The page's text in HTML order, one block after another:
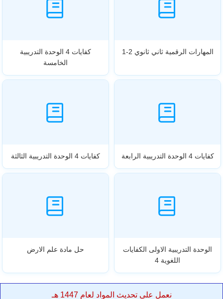
المهارات الرقمية ثاني ثانوي 2-1
كفايات 4 الوحدة التدريبية
الخامسة
كفايات 4 الوحدة التدريبية الرابعة كفايات 4 الوحدة التدريبية الثالثة
الوحدة التدريبية الاولى الكفايات
اللغوية 4
حل مادة علم الارض
نعمل على تحديث المواد لعام 1447 هـ